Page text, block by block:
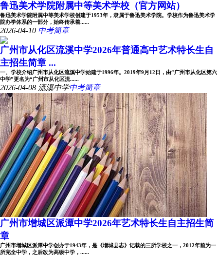
鲁迅美术学院附属中等美术学校（官方网站）
鲁迅美术学院附属中等美术学校创建于1953年，隶属于鲁迅美术学院。学校作为鲁迅美术学
院办学体系的一部分，始终传承着......
2026-04-10 中考简章
广州市从化区流溪中学2026年普通高中艺术特长生自
主招生简章 ...
一、学校介绍广州市从化区流溪中学始建于1996年。2019年9月12日，由“广州市从化区第六
中学”更名为“广州市从化区流......
2026-04-08 流溪中学中考简章
广州市增城区派潭中学2026年艺术特长生自主招生简
章
广州市增城区派潭中学创办于1943年，是《增城县志》记载的三所学校之一，2012年前为一
所完全中学，之后改为高级中学，......